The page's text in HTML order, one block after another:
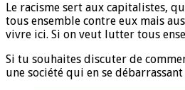
Le racisme sert aux capitalistes,
tous ensemble contre eux mais
vivre ici. Si on veut lutter tous
Si tu souhaites discuter de
une société qui en se